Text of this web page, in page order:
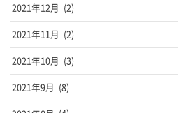
2021年12月 (2)
2021年11月 (2)
2021年10月 (3)
2021年9月 (8)